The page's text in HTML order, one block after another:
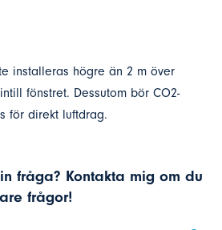
installeras högre än 2 m över
fönstret. Dessutom bör CO2-
för direkt luftdrag.
fråga? Kontakta mig om du
frågor!